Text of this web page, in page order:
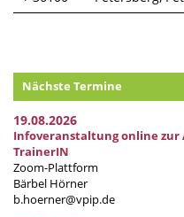
Nächste Termine
19.08.2026
Infoveranstaltung online zur
TrainerIN
Zoom-Plattform
Bärbel Hörner
b.hoerner@vpip.de